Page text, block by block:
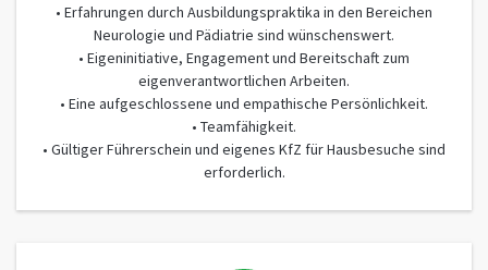
• Erfahrungen durch Ausbildungspraktika in den Bereichen
Neurologie und Pädiatrie sind wünschenswert.
• Eigeninitiative, Engagement und Bereitschaft zum
eigenverantwortlichen Arbeiten.
• Eine aufgeschlossene und empathische Persönlichkeit.
• Teamfähigkeit.
• Gültiger Führerschein und eigenes KfZ für Hausbesuche sind
erforderlich.